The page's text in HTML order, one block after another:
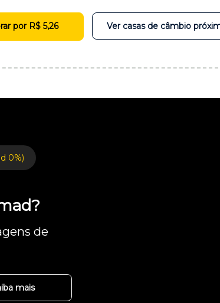
por R$ 5,26 Ver casas de câmbio
0%)
de
mais